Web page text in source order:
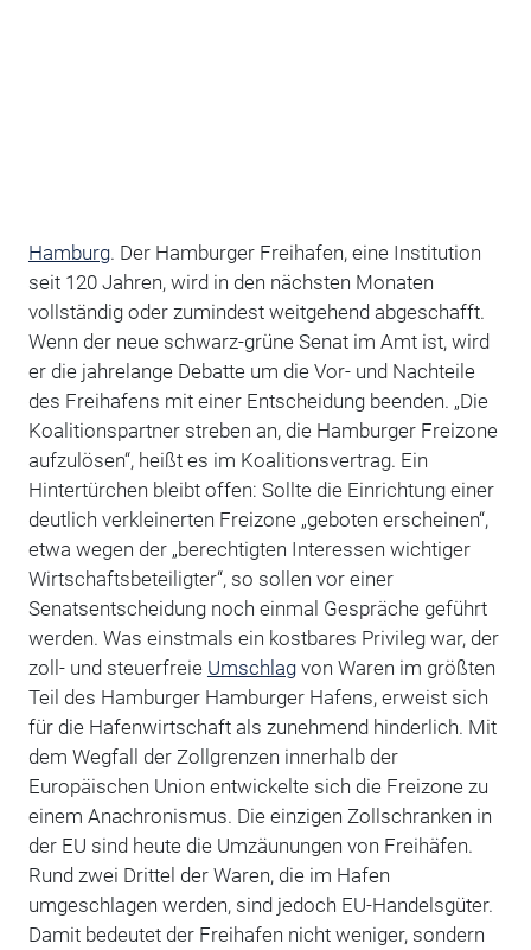
Hamburg. Der Hamburger Freihafen, eine Institution
seit 120 Jahren, wird in den nächsten Monaten
vollständig oder zumindest weitgehend abgeschafft.
Wenn der neue schwarz-grüne Senat im Amt ist, wird
er die jahrelange Debatte um die Vor- und Nachteile
des Freihafens mit einer Entscheidung beenden. „Die
Koalitionspartner streben an, die Hamburger Freizone
aufzulösen“, heißt es im Koalitionsvertrag. Ein
Hintertürchen bleibt offen: Sollte die Einrichtung einer
deutlich verkleinerten Freizone „geboten erscheinen“,
etwa wegen der „berechtigten Interessen wichtiger
Wirtschaftsbeteiligter“, so sollen vor einer
Senatsentscheidung noch einmal Gespräche geführt
werden. Was einstmals ein kostbares Privileg war, der
zoll- und steuerfreie Umschlagvon Waren im größten
Teil des Hamburger Hamburger Hafens, erweist sich
für die Hafenwirtschaft als zunehmend hinderlich. Mit
dem Wegfall der Zollgrenzen innerhalb der
Europäischen Union entwickelte sich die Freizone zu
einem Anachronismus. Die einzigen Zollschranken in
der EU sind heute die Umzäunungen von Freihäfen.
Rund zwei Drittel der Waren, die im Hafen
umgeschlagen werden, sind jedoch EU-Handelsgüter.
Damit bedeutet der Freihafen nicht weniger, sondern